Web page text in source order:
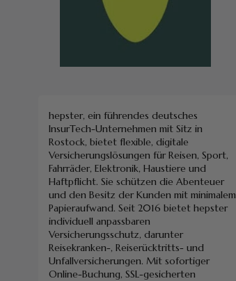
hepster, ein führendes deutsches
InsurTech-Unternehmen mit Sitz in
Rostock, bietet flexible, digitale
Versicherungslösungen für Reisen, Sport,
Fahrräder, Elektronik, Haustiere und
Haftpflicht. Sie schützen die Abenteuer
und den Besitz der Kunden mit minimalem
Papieraufwand. Seit 2016 bietet hepster
individuell anpassbaren
Versicherungsschutz, darunter
Reisekranken-, Reiserücktritts- und
Unfallversicherungen. Mit sofortiger
Online-Buchung, SSL-gesicherten